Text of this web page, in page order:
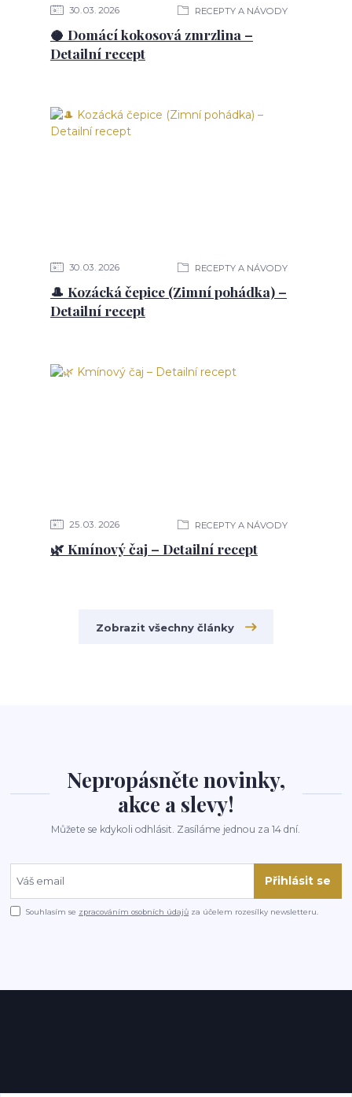
30 03 2026 RECEPTY A NÁVODY
🥥 Domácí kokosová zmrzlina –
Detailní recept
30 03 2026 RECEPTY A NÁVODY
🎩 Kozácká čepice (Zimní pohádka) –
Detailní recept
25 03 2026 RECEPTY A NÁVODY
🌿 Kmínový čaj – Detailní recept
Zobrazit všechny články
Nepropásněte novinky,
akce a slevy!
Můžete se kdykoli odhlásit. Zasíláme jednou za 14 dní.
Přihlásit se
Souhlasím se zpracováním osobních údajů za účelem rozesílky newsletteru.